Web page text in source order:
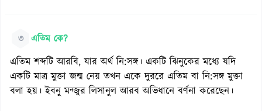
৩ এতিম কে?
এতিম শব্দটি আরবি, যার অর্থ নি:সঙ্গ। একটি ঝিনুকের মধ্যে যদি
একটি মাত্র মুক্তা জন্ম নেয় তখন একে দুররে এতিম বা নি:সঙ্গ মুক্তা
বলা হয়। ইবনু মন্জুর লিসানুল আরব অভিধানে বর্ণনা করেছেন।